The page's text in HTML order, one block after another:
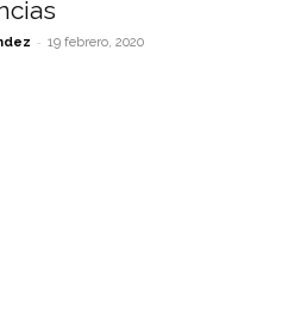
- 19 febrero, 2020